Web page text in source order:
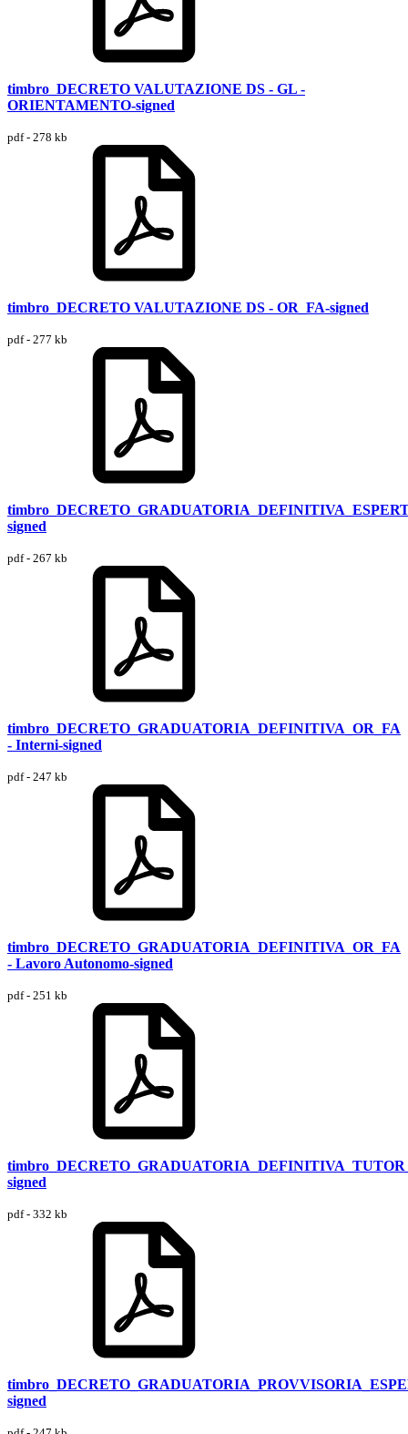
timbro_DECRETO VALUTAZIONE DS - GL -
ORIENTAMENTO-signed
pdf - 278 kb
timbro_DECRETO VALUTAZIONE DS - OR_FA-signed
pdf - 277 kb
signed
pdf - 267 kb
timbro_DECRETO_GRADUATORIA_DEFINITIVA_OR_FA
- Interni-signed
pdf - 247 kb
timbro_DECRETO_GRADUATORIA_DEFINITIVA_OR_FA
- Lavoro Autonomo-signed
pdf - 251 kb
signed
pdf - 332 kb
signed